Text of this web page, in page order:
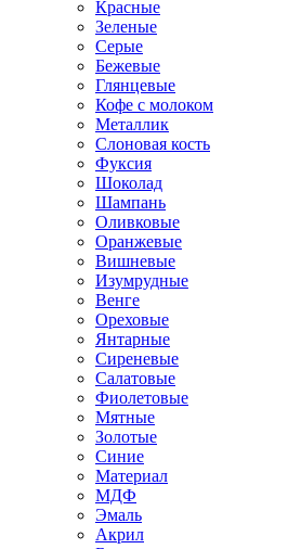
Красные
Зеленые
Серые
Бежевые
Глянцевые
Кофе с молоком
Металлик
Слоновая кость
Фуксия
Шоколад
Шампань
Оливковые
Оранжевые
Вишневые
Изумрудные
Венге
Ореховые
Янтарные
Сиреневые
Салатовые
Фиолетовые
Мятные
Золотые
Синие
Материал
МДФ
Эмаль
Акрил